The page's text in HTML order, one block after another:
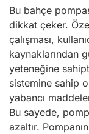
Bu bahçe
dikkat çeker.
çalışması,
kaynaklarından
yeteneğine
sistemine sahip
yabancı
Bu sayede,
azaltır.